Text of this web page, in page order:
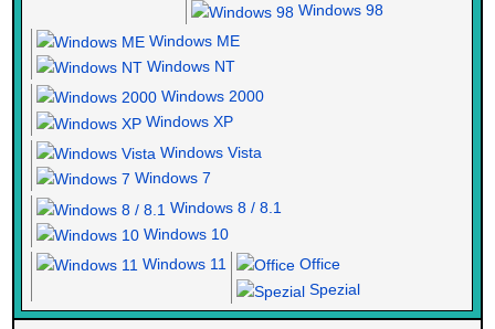
Windows 98
Windows ME
Windows NT
Windows 2000
Windows XP
Windows Vista
Windows 7
Windows 8 / 8.1
Windows 10
Windows 11
Office
Spezial